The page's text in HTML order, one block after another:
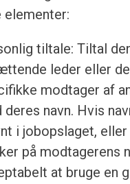
elementer:
tiltale: Tiltal
leder eller
modtager af
deres navn. Hvis
i jobopslaget, eller
på modtagerens
at bruge en